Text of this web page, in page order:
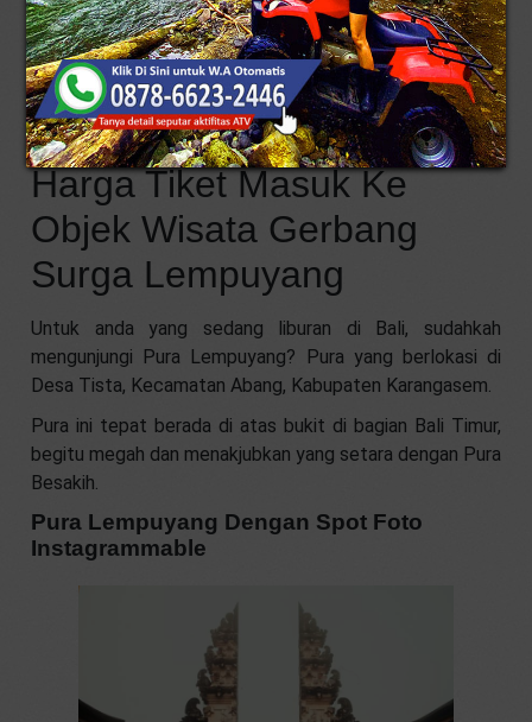
Harga Tiket Masuk Ke
Objek Wisata Gerbang
Surga Lempuyang
Untuk anda yang sedang liburan di Bali, sudahkah
mengunjungi Pura Lempuyang? Pura yang berlokasi di
Desa Tista, Kecamatan Abang, Kabupaten Karangasem.
Pura ini tepat berada di atas bukit di bagian Bali Timur,
begitu megah dan menakjubkan yang setara dengan Pura
Besakih.
Pura Lempuyang Dengan Spot Foto
Instagrammable